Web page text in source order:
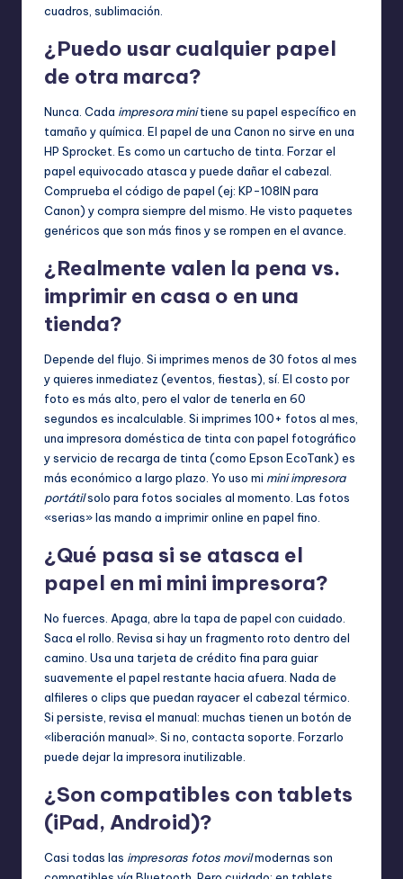
cuadros, sublimación.
¿Puedo usar cualquier papel
de otra marca?
Nunca. Cada impresora minitiene su papel específico en
tamaño y química. El papel de una Canon no sirve en una
HP Sprocket. Es como un cartucho de tinta. Forzar el
papel equivocado atasca y puede dañar el cabezal.
Comprueba el código de papel (ej: KP-108IN para
Canon) y compra siempre del mismo. He visto paquetes
genéricos que son más finos y se rompen en el avance.
¿Realmente valen la pena vs.
imprimir en casa o en una
tienda?
Depende del flujo. Si imprimes menos de 30 fotos al mes
y quieres inmediatez (eventos, fiestas), sí. El costo por
foto es más alto, pero el valor de tenerla en 60
segundos es incalculable. Si imprimes 100+ fotos al mes,
una impresora doméstica de tinta con papel fotográfico
y servicio de recarga de tinta (como Epson EcoTank) es
más económico a largo plazo. Yo uso mi mini impresora
portátilsolo para fotos sociales al momento. Las fotos
«serias» las mando a imprimir online en papel fino.
¿Qué pasa si se atasca el
papel en mi mini impresora?
No fuerces. Apaga, abre la tapa de papel con cuidado.
Saca el rollo. Revisa si hay un fragmento roto dentro del
camino. Usa una tarjeta de crédito fina para guiar
suavemente el papel restante hacia afuera. Nada de
alfileres o clips que puedan rayacer el cabezal térmico.
Si persiste, revisa el manual: muchas tienen un botón de
«liberación manual». Si no, contacta soporte. Forzarlo
puede dejar la impresora inutilizable.
¿Son compatibles con tablets
(iPad, Android)?
Casi todas las impresoras fotos movilmodernas son